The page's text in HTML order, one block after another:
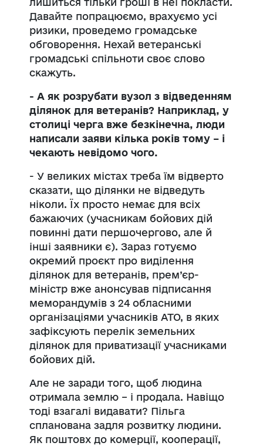
Давайте попрацюємо, врахуємо усі
ризики, проведемо громадське
обговорення. Нехай ветеранські
громадські спільноти своє слово
скажуть.
- А як розрубати вузол з відведенням
ділянок для ветеранів? Наприклад, у
столиці черга вже безкінечна, люди
написали заяви кілька років тому – і
чекають невідомо чого.
- У великих містах треба їм відверто
сказати, що ділянки не відведуть
ніколи. Їх просто немає для всіх
бажаючих (учасникам бойових дій
повинні дати першочергово, але й
інші заявники є). Зараз готуємо
окремий проєкт про виділення
ділянок для ветеранів, прем’єр-
міністр вже анонсував підписання
меморандумів з 24 обласними
організаціями учасників АТО, в яких
зафіксують перелік земельних
ділянок для приватизації учасниками
бойових дій.
Але не заради того, щоб людина
отримала землю – і продала. Навіщо
тоді взагалі видавати? Пільга
спланована задля розвитку людини.
Як поштовх до комерції, кооперації,